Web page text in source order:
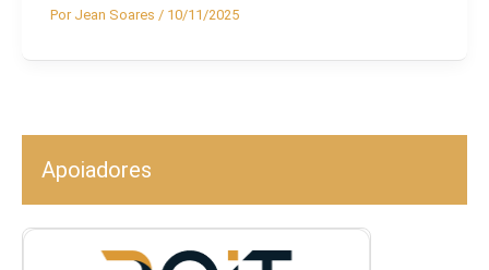
Por Jean Soares / 10/11/2025
Apoiadores